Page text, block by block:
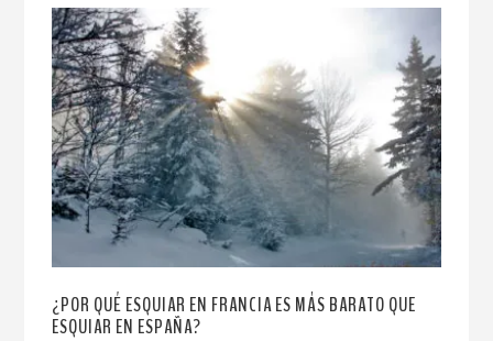
¿POR QUÉ ESQUIAR EN FRANCIA ES MÁS BARATO QUE
ESQUIAR EN ESPAÑA?